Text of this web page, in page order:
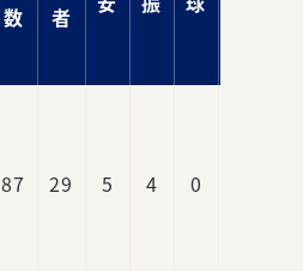
数
者
87 29 5 4 0